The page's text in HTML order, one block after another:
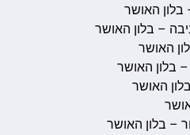
בלון האושר
– בלון האושר
האושר
– בלון האושר
האושר
– בלון האושר